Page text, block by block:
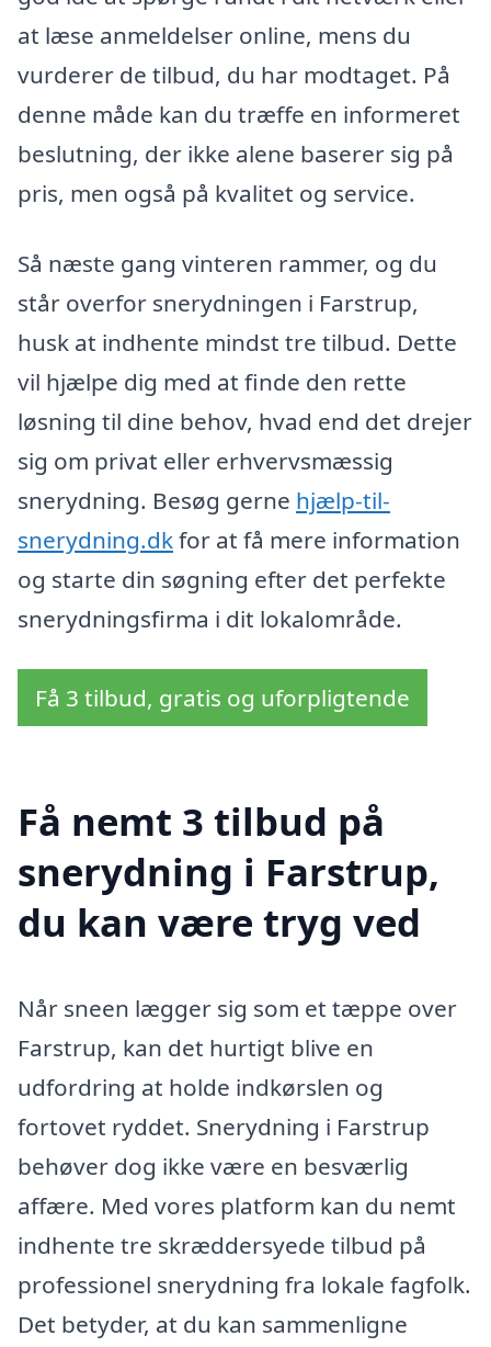
at læse anmeldelser online, mens du
vurderer de tilbud, du har modtaget. På
denne måde kan du træffe en informeret
beslutning, der ikke alene baserer sig på
pris, men også på kvalitet og service.
Så næste gang vinteren rammer, og du
står overfor snerydningen i Farstrup,
husk at indhente mindst tre tilbud. Dette
vil hjælpe dig med at finde den rette
løsning til dine behov, hvad end det drejer
sig om privat eller erhvervsmæssig
snerydning. Besøg gerne hjælp-til-
snerydning.dkfor at få mere information
og starte din søgning efter det perfekte
snerydningsfirma i dit lokalområde.
Få 3 tilbud, gratis og uforpligtende
Få nemt 3 tilbud på
snerydning i Farstrup,
du kan være tryg ved
Når sneen lægger sig som et tæppe over
Farstrup, kan det hurtigt blive en
udfordring at holde indkørslen og
fortovet ryddet. Snerydning i Farstrup
behøver dog ikke være en besværlig
affære. Med vores platform kan du nemt
indhente tre skræddersyede tilbud på
professionel snerydning fra lokale fagfolk.
Det betyder, at du kan sammenligne